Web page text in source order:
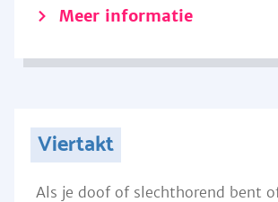
Meer informatie
Viertakt
Als je doof of slechthorend bent